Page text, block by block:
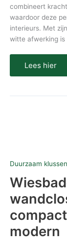
combineert
waardoor deze
interieurs. Met
witte afwerking is
Lees hier
Duurzaam klussen
modern
en